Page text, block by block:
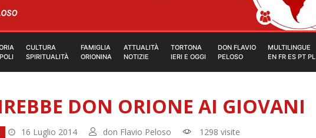
CULTURA
SPIRITUALITÀ
FAMIGLIA
ORIONINA
ATTUALITÀ
NOTIZIE
TORTONA
IERI E OGGI
DON FLAVIO
PELOSO
MULTILINGUE
EN FR ES PT PL
DON ORIONE AI GIOVANI
16 Luglio 2014 don Flavio Peloso 1298 visite